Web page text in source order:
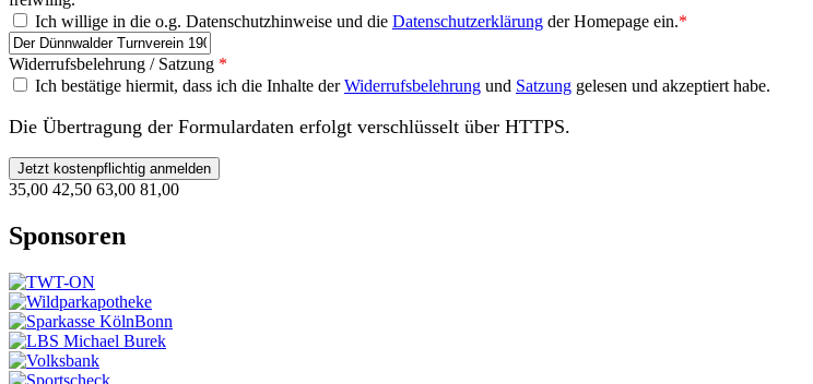
Datenschutzerklärung
Ich willige in die o.g. Datenschutzhinweise und die Datenschutzerklärung der Homepage ein.*
Data
Policy
Input
Widerrufsbelehrung / Satzung *
Ich bestätige hiermit, dass ich die Inhalte derWiderrufsbelehrung und Satzung gelesen und akzeptiert habe.
Die Übertragung der Formulardaten erfolgt verschlüsselt über HTTPS.
35,00 42,50 63,00 81,00
Sponsoren